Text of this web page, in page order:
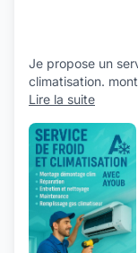
Je propose un
climatisation.
Lire la suite